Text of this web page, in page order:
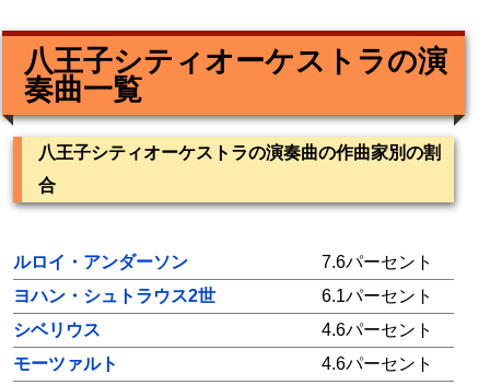
八王子シティオーケストラの演
奏曲一覧
八王子シティオーケストラの演奏曲の作曲家別の割
合
ルロイ・アンダーソン
7.6パーセント
ヨハン・シュトラウス2世
6.1パーセント
シベリウス
4.6パーセント
モーツァルト
4.6パーセント